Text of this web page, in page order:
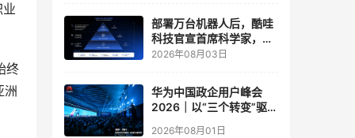
终
洲
部署万台机器人后，酷哇
科技官宣首席科学家，要
让世界模型交付生产力
2026年08月03日
华为中国政企用户峰会
2026｜以“三个转变”驱动
2026年08月01日